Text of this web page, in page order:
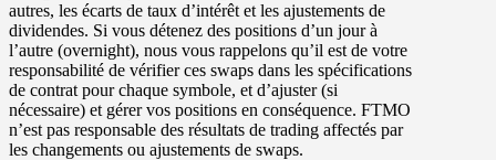
autres, les écarts de taux d’intérêt et les ajustements de
dividendes. Si vous détenez des positions d’un jour à
l’autre (overnight), nous vous rappelons qu’il est de votre
responsabilité de vérifier ces swaps dans les spécifications
de contrat pour chaque symbole, et d’ajuster (si
nécessaire) et gérer vos positions en conséquence. FTMO
n’est pas responsable des résultats de trading affectés par
les changements ou ajustements de swaps.